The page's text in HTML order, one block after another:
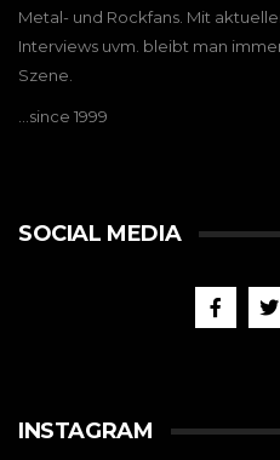
Metal- und Rockfans. Mit
Interviews uvm. bleibt man
Szene.
…since 1999
SOCIAL MEDIA
INSTAGRAM